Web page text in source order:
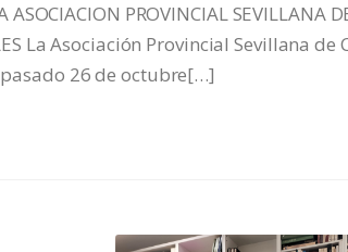
ASOCIACION PROVINCIAL SEVILLANA
La Asociación Provincial Sevillana
pasado 26 de octubre[…]